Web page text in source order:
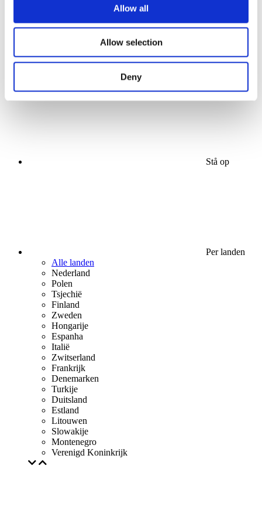
Allow all
Allow selection
Deny
Solliciteer
Stå op
Per landen
Alle landen
Nederland
Polen
Tsjechië
Finland
Zweden
Hongarije
Espanha
Italië
Zwitserland
Frankrijk
Denemarken
Turkije
Duitsland
Estland
Litouwen
Slowakije
Montenegro
Verenigd Koninkrijk